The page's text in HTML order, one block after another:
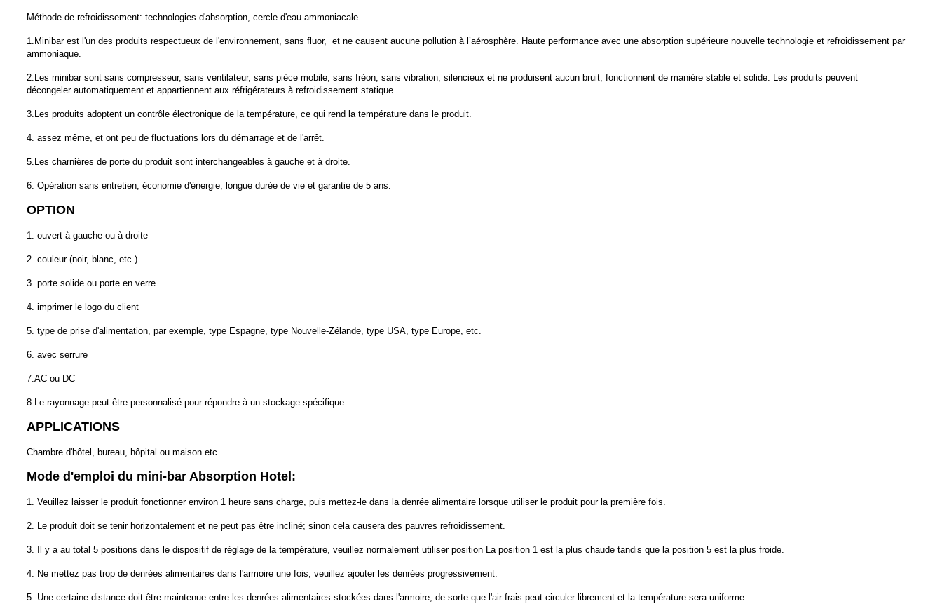
Méthode de refroidissement: technologies d'absorption, cercle d'eau ammoniacale
1.Minibar est l'un des produits respectueux de l'environnement, sans fluor, et ne causent aucune pollution à l’aérosphère. Haute performance avec une absorption supérieure nouvelle technologie et refroidissement par
ammoniaque.
2.Les minibar sont sans compresseur, sans ventilateur, sans pièce mobile, sans fréon, sans vibration, silencieux et ne produisent aucun bruit, fonctionnent de manière stable et solide. Les produits peuvent
décongeler automatiquement et appartiennent aux réfrigérateurs à refroidissement statique.
3.Les produits adoptent un contrôle électronique de la température, ce qui rend la température dans le produit.
4. assez même, et ont peu de fluctuations lors du démarrage et de l'arrêt.
5.Les charnières de porte du produit sont interchangeables à gauche et à droite.
6. Opération sans entretien, économie d'énergie, longue durée de vie et garantie de 5 ans.
OPTION
1. ouvert à gauche ou à droite
2. couleur (noir, blanc, etc.)
3. porte solide ou porte en verre
4. imprimer le logo du client
5. type de prise d'alimentation, par exemple, type Espagne, type Nouvelle-Zélande, type USA, type Europe, etc.
6. avec serrure
7.AC ou DC
8.Le rayonnage peut être personnalisé pour répondre à un stockage spécifique
APPLICATIONS
Chambre d'hôtel, bureau, hôpital ou maison etc.
Mode d'emploi du mini-bar Absorption Hotel:
1. Veuillez laisser le produit fonctionner environ 1 heure sans charge, puis mettez-le dans la denrée alimentaire lorsque utiliser le produit pour la première fois.
2. Le produit doit se tenir horizontalement et ne peut pas être incliné; sinon cela causera des pauvres refroidissement.
3. Il y a au total 5 positions dans le dispositif de réglage de la température, veuillez normalement utiliser position La position 1 est la plus chaude tandis que la position 5 est la plus froide.
4. Ne mettez pas trop de denrées alimentaires dans l'armoire une fois, veuillez ajouter les denrées progressivement.
5. Une certaine distance doit être maintenue entre les denrées alimentaires stockées dans l'armoire, de sorte que l'air frais peut circuler librement et la température sera uniforme.